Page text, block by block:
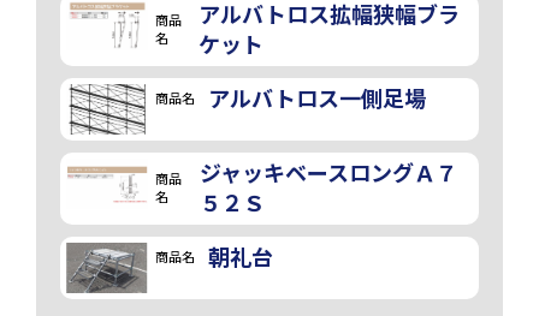
商品
名
アルバトロス拡幅狭幅ブラ
ケット
商品名 アルバトロス一側足場
商品
名
ジャッキベースロングＡ７
５２Ｓ
商品名 朝礼台